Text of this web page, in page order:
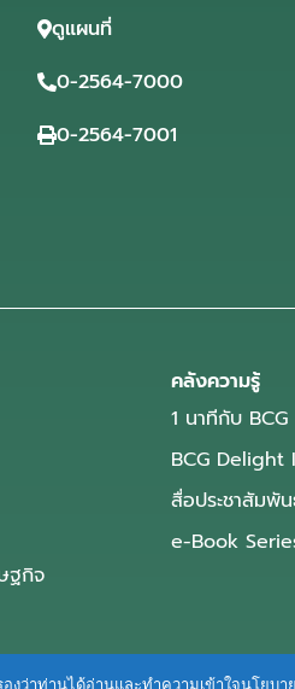
ดูแผนที่
0-2564-7000
0-2564-7001
ฐกิจ
คลังความรู้
1 นาทีกับ BCG
BCG
สื่อประชาสัมพั
e-Book
งว่าท่านได้อ่านและทำความเข้าใจนโ